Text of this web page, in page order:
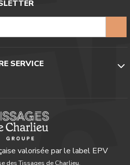
SERVICE